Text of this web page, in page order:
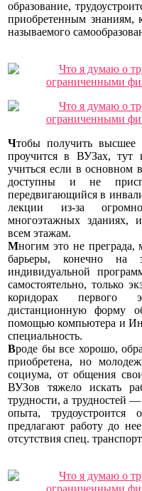
образование,
приобретенным знаниям,
называемого
Чтобы получить высшее
проучится в ВУЗах, тут
учиться если в основном
доступны и не
передвигающийся в
лекции из-за
многоэтажных зданиях,
всем этажам.
Многим это не преграда,
барьеры, конечно на
индивидуальной
самостоятельно, только
коридорах первого
дистанционную форму
помощью компьютера и
специальность.
Вроде бы все хорошо,
приобретена, но
социума, от общения
ВУЗов тяжело искать
трудности, а трудностей
опыта,
предлагают работу до
отсутствия спец.